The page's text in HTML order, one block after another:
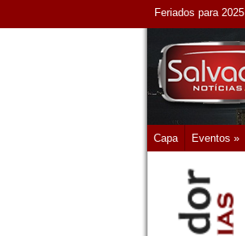
Feriados para 2025
Capa Eventos »